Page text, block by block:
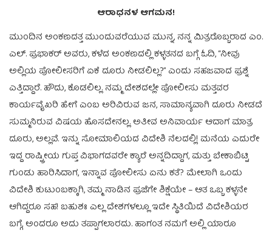
ಆರಾಧನಳ ಆಗಮನ!
ಮುಂದಿನ ಅಂಕಣದತ್ತ ಮುಂದುವರೆಯುವ ಮುನ್ನ, ನನ್ನ ಮಿತ್ರರೊಬ್ಬರಾದ ಎಂ.
ಎಲ್. ಪ್ರಭಾಕರ್ ಅವರು, ಕಳೆದ ಅಂಕಣದಲ್ಲಿ ಕಳ್ಳತನದ ಬಗ್ಗೆ ಓದಿ, “ನೀವು
ಅಲ್ಲಿಯ ಪೋಲೀಸರಿಗೆ ಏಕೆ ದೂರು ನೀಡಲಿಲ್ಲ?” ಎಂದು ಸಹಜವಾದ ಪ್ರಶ್ನೆ
ಎತ್ತಿದ್ದಾರೆ. ಹೌದು, ಕೊಡಲಿಲ್ಲ. ನಮ್ಮ ದೇಶದಲ್ಲೇ ಪೋಲೀಸು ಮತ್ತವರ
ಕಾರ್ಯವೈಖರಿ ಹೇಗೆ ಎಂಬ ಅರಿವಿರುವ ಜನ, ಸಾಮಾನ್ಯವಾಗಿ ದೂರು ನೀಡದೆ
ಸುಮ್ಮನಿರುವ ವಿಷಯ ಹೊಸದೇನಲ್ಲ. ಅತೀವ ಅನಿವಾರ್ಯ ಆದಾಗ ಮಾತ್ರ
ದೂರು, ಅಲ್ಲವೆ. ಇನ್ನು ಸೋಮಾಲಿಯದ ವಿದೇಶಿ ನೆಲದಲ್ಲಿ! ಮನೆಯ ಎದುರೇ
ಇದ್ದ ರಾಷ್ಟ್ರೀಯ ಗುಪ್ತ ವಿಭಾಗದವರೇ ಕ್ಯಾರೆ ಅನ್ನದಿದ್ದಾಗ, ಮತ್ತು ಬೇಕಾಬಿಟ್ಟಿ
ಗುಂಡು ಹಾರಿಸಿದಾಗ, ಇನ್ನಾವ ಪೋಲೀಸು ಏನು ಕತೆ? ಮೇಲಾಗಿ ಒಂದು
ವಿದೇಶಿ ಕುಟುಂಬಕ್ಕಾಗಿ, ತಮ್ಮ ನಾಡಿನ ಪ್ರಜೆಗೇ ಶಿಕ್ಷೆಯೇ – ಆತ ಒಬ್ಬ ಕಳ್ಳನೇ
ಆಗಿದ್ದರೂ ಸಹ! ಬಹುಶಃ ಎಲ್ಲ ದೇಶಗಳಲ್ಲೂ ಇದೇ ಸ್ಥಿತಿಯಿದೆ ವಿದೇಶಿಯರ
ಬಗ್ಗೆ, ಅಂದರೂ ಅದು ತಪ್ಪಾಗಲಾರದು. ಹಾಗಂತ ನಮಗೆ ಅಲ್ಲಿ ಯಾರೂ